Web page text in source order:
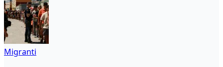
Migranti